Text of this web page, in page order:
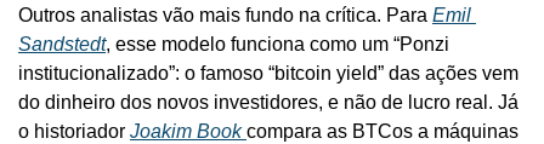
Outros analistas vão mais fundo na crítica. Para Emil
Sandstedt, esse modelo funciona como um “Ponzi
institucionalizado”: o famoso “bitcoin yield” das ações vem
do dinheiro dos novos investidores, e não de lucro real. Já
o historiador Joakim Book compara as BTCos a máquinas